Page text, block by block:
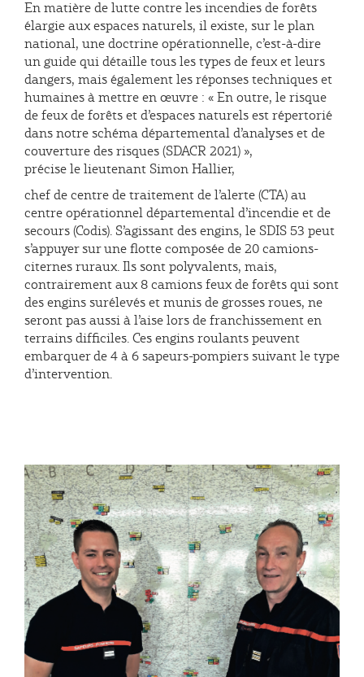
En matière de lutte contre les incendies de forêts
élargie aux espaces naturels, il existe, sur le plan
national, une doctrine opérationnelle, c’est-à-dire
un guide qui détaille tous les types de feux et leurs
dangers, mais également les réponses techniques et
humaines à mettre en œuvre : « En outre, le risque
de feux de forêts et d’espaces naturels est répertorié
dans notre schéma départemental d’analyses et de
couverture des risques (SDACR 2021) »,
précise le lieutenant Simon Hallier,
chef de centre de traitement de l’alerte (CTA) au
centre opérationnel départemental d’incendie et de
secours (Codis). S’agissant des engins, le SDIS 53 peut
s’appuyer sur une flotte composée de 20 camions-
citernes ruraux. Ils sont polyvalents, mais,
contrairement aux 8 camions feux de forêts qui sont
des engins surélevés et munis de grosses roues, ne
seront pas aussi à l’aise lors de franchissement en
terrains difficiles. Ces engins roulants peuvent
embarquer de 4 à 6 sapeurs-pompiers suivant le type
d’intervention.